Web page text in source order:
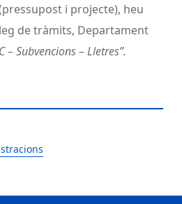
i projecte), heu
de tràmits, Departament
– Subvencions – Lletres”.